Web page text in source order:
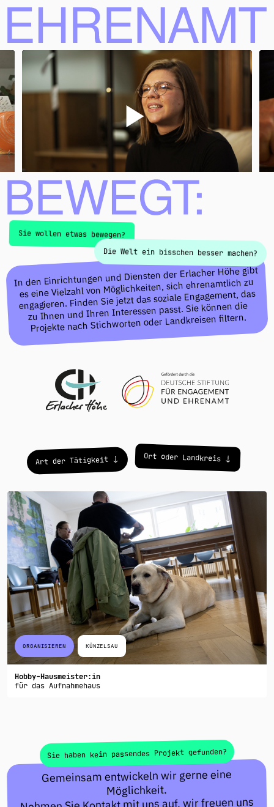
Ehrenamt bewegt
Sie wollen etwas bewegen?
Die Welt ein bisschen besser machen?
In den Einrichtungen und Diensten der Erlacher Höhe gibt
es eine Vielzahl von Möglichkeiten, sich ehrenamtlich zu
engagieren. Finden Sie jetzt das soziale Engagement, das
zu Ihnen und Ihren Interessen passt. Sie können die
Projekte nach Stichworten oder Landkreisen filtern.
ProjekteArt der Tätigkeit Ort oder Landkreis
ORGANISIEREN KÜNZELSAU
Hobby-Hausmeister:in
für das Aufnahmehaus
Sie haben kein passendes Projekt gefunden?
Gemeinsam entwickeln wir gerne eine
Möglichkeit.
mit uns auf, wir freuen uns